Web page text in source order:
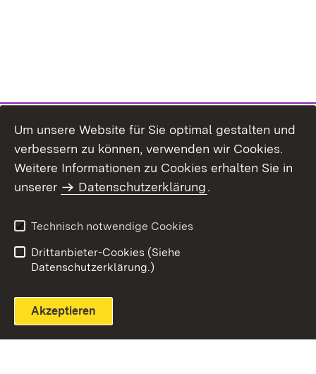
Themenübersicht
Um unsere Website für Sie optimal gestalten und
verbessern zu können, verwenden wir Cookies.
Weitere Informationen zu Cookies erhalten Sie in
unserer
Datenschutzerklärung.
Technisch notwendige Cookies
Drittanbieter-Cookies (Siehe
Datenschutzerklärung.)
Akzeptieren